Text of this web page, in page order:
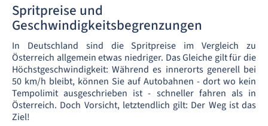
Spritpreise und
Geschwindigkeitsbegrenzungen
In Deutschland sind die Spritpreise im Vergleich zu
Österreich allgemein etwas niedriger. Das Gleiche gilt für die
Höchstgeschwindigkeit: Während es innerorts generell bei
50 km/h bleibt, können Sie auf Autobahnen - dort wo kein
Tempolimit ausgeschrieben ist - schneller fahren als in
Österreich. Doch Vorsicht, letztendlich gilt: Der Weg ist das
Ziel!